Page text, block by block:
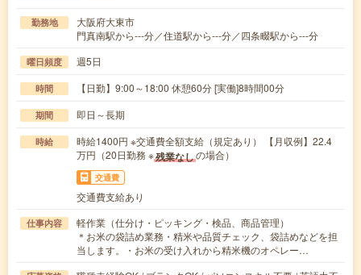
勤務地
大阪府大東市
門真南駅から---分／住道駅から---分／四条畷駅から---分
曜日頻度 週5日
時間 【日勤】9:00～18:00 休憩60分 [実働]8時間00分
期間 即日～長期
時給
時給1400円 ※交通費全額支給（規定あり） 【月収例】22.4
万円（20日勤務 ※残業なしの場合）
交通費
交通費支給あり
仕事内容
軽作業（仕分け・ピッキング・検品、商品管理）
＊お米の袋詰め業務・精米や品質チェック、袋詰めなどを担
当します。・お米の受け入れから精米機のオペレー…